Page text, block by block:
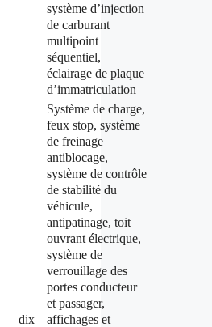
système d’injection
de carburant
multipoint
séquentiel,
éclairage de plaque
d’immatriculation
dix
Système de charge,
feux stop, système
de freinage
antiblocage,
système de contrôle
de stabilité du
véhicule,
antipatinage, toit
ouvrant électrique,
système de
verrouillage des
portes conducteur
et passager,
affichages et